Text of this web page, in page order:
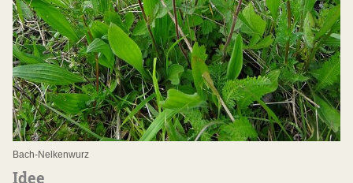
Bach-Nelkenwurz
Idee